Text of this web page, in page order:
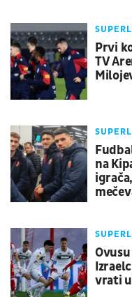
Prvi
TV
na
vrati